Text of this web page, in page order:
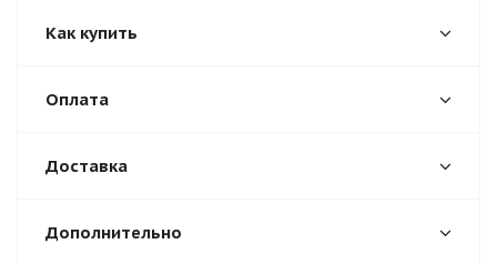
Как купить
Оплата
Доставка
Дополнительно